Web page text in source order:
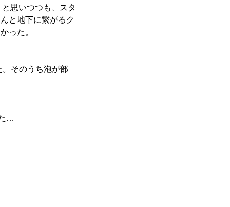
思いつつも、スタ
と地下に繋がるク
った。
そのうち泡が部
…